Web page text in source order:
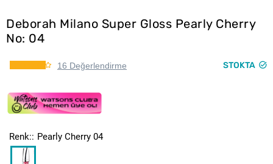
Deborah Milano Super Gloss Pearly Cherry
No: 04
16 Değerlendirme STOKTA
Renk: Pearly Cherry 04